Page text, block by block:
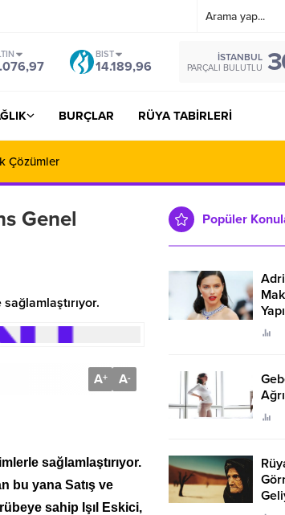
BIST
14.189,96
İSTANBUL
PARÇALI BULUTLU
BURÇLAR RÜYA TABİRLERİ
Genel
A+ A-
sağlamlaştırıyor.
bu yana Satış ve
sahip Işıl Eskici,
Popüler